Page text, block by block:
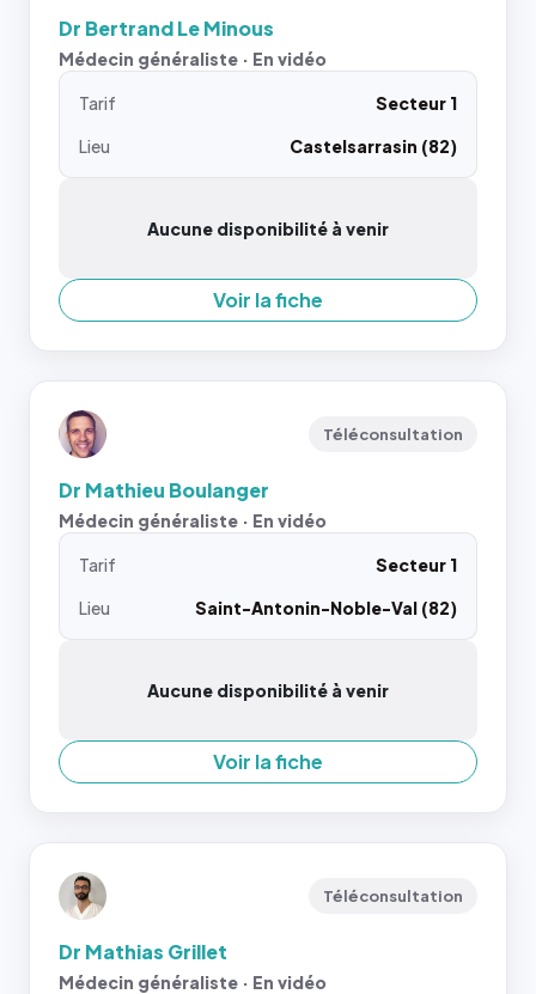
Dr Bertrand Le Minous
Médecin généraliste · En vidéo
Tarif
Secteur 1
Lieu
Castelsarrasin (82)
Aucune disponibilité à venir
Voir la fiche
Téléconsultation
Dr Mathieu Boulanger
Médecin généraliste · En vidéo
Tarif
Secteur 1
Lieu
Saint-Antonin-Noble-Val (82)
Aucune disponibilité à venir
Voir la fiche
Téléconsultation
Dr Mathias Grillet
Médecin généraliste · En vidéo